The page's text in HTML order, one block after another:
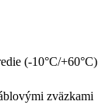
(-10°C/+60°C)
zväzkami